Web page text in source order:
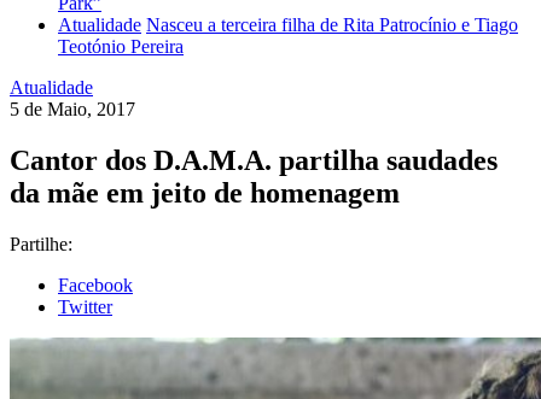
Atualidade Nasceu a terceira filha de Rita Patrocínio e Tiago
Teotónio Pereira
Atualidade
5 de Maio, 2017
Cantor dos D.A.M.A. partilha saudades
da mãe em jeito de homenagem
Partilhe:
Facebook
Twitter